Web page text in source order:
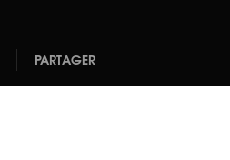
PARTAGER